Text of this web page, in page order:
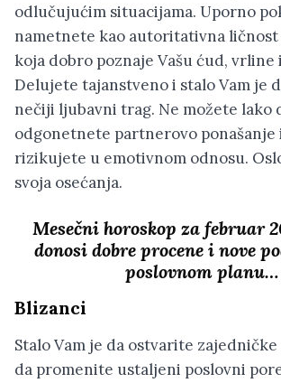
odlučujućim situacijama. Uporno
nametnete kao autoritativna ličnost
koja dobro poznaje Vašu ćud, vrline
Delujete tajanstveno i stalo Vam je
nečiji ljubavni trag. Ne možete lako
odgonetnete partnerovo ponašanje
rizikujete u emotivnom odnosu.
svoja osećanja.
Mesečni horoskop za februar
donosi dobre procene i nove
poslovnom planu…
Blizanci
Stalo Vam je da ostvarite
da promenite ustaljeni poslovni